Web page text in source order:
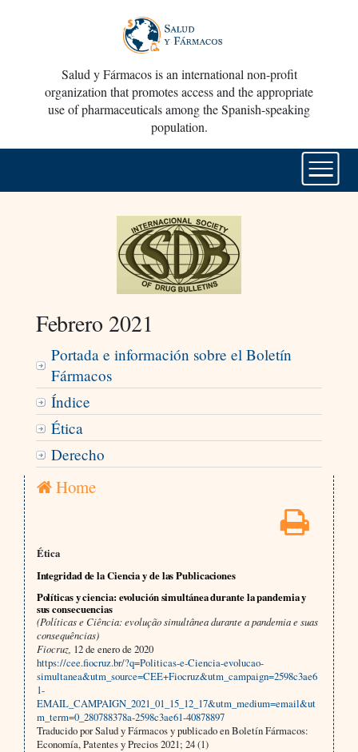
Salud y Fármacos is an international non-profit
organization that promotes access and the appropriate
use of pharmaceuticals among the Spanish-speaking
population.
Febrero 2021
Portada e información sobre el Boletín
Fármacos
Índice
Ética
Derecho
Home
Ética
Integridad de la Ciencia y de las Publicaciones
Políticas y ciencia: evolución simultánea durante la pandemia y
sus consecuencias
(Políticas e Ciência: evolução simultânea durante a pandemia e suas
consequências)
Fiocruz, 12 de enero de 2020
https://cee.fiocruz.br/?q=Politicas-e-Ciencia-evolucao-
simultanea&utm_source=CEE+Fiocruz&utm_campaign=2598c3ae6
1-
EMAIL_CAMPAIGN_2021_01_15_12_17&utm_medium=email&ut
m_term=0_280788378a-2598c3ae61-40878897
Traducido por Salud y Fármacos y publicado en Boletín Fármacos:
Economía, Patentes y Precios 2021; 24 (1)